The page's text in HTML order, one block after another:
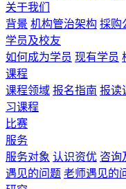
关于我们
背景 机构管治架构 採购
学员及校友
如何成为学员 现有学员
课程
课程领域 报名指南 报读
习课程
比赛
服务
服务对象 认识资优 咨询
遇见的问题 老师遇见的